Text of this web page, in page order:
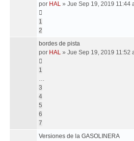
por HAL » Jue Sep 19, 2019 11:44
1
2
bordes de pista
por HAL » Jue Sep 19, 2019 11:52
1
…
3
4
5
6
7
Versiones de la GASOLINERA